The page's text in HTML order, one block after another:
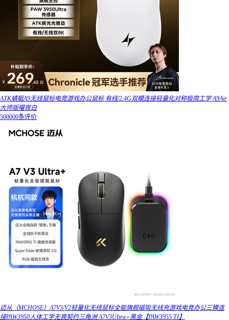
ATK蜻蜓A9无线鼠标电竞游戏办公鼠标 有线/2.4G双模连接轻量化对称极简工学 A9Air
大师版曜夜白
500000条评价
迈从（MCHOSE）A7V3/V2轻量化无线鼠标全能旗舰磁吸无线充游戏电竞办公三模连
接PAW3950人体工学无畏契约三角洲 A7V3UItra+黑金【PAW3955 TI】